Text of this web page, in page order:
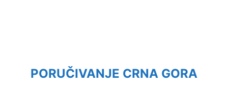
PORUČIVANJE CRNA GORA